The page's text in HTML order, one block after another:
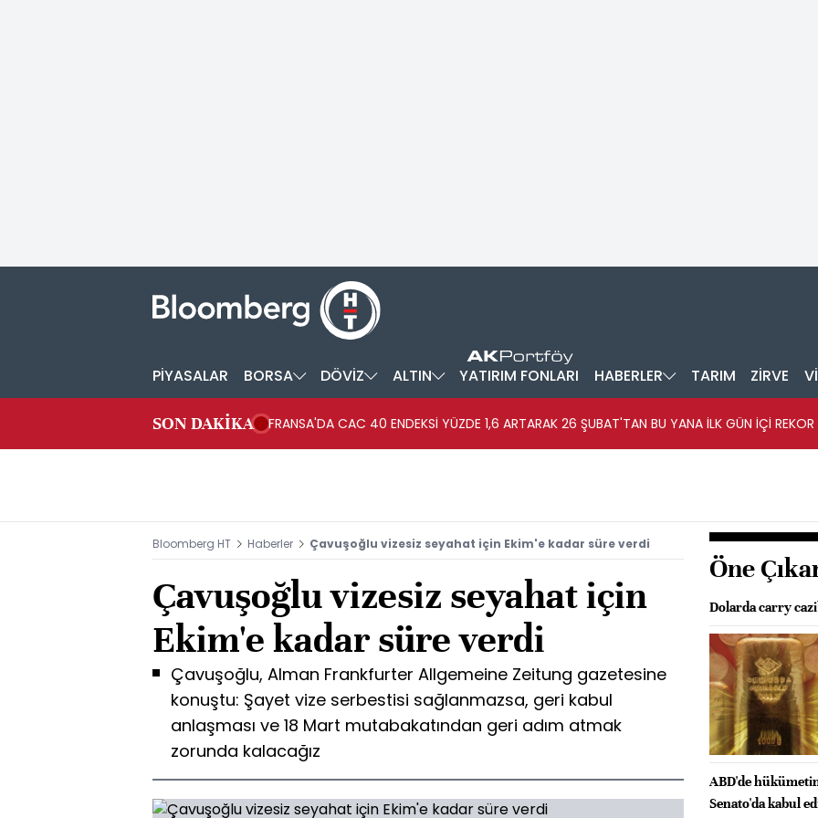
PİYASALAR BORSA DÖVİZ ALTIN YATIRIM FONLARI HABERLER TARIM ZİRVE
SON DAKİKA FRANSA'DA CAC 40 ENDEKSİ YÜZDE 1,6 ARTARAK 26 ŞUBAT'TAN BU YANA İLK GÜN İÇİ REKOR
Bloomberg HT Haberler Çavuşoğlu vizesiz seyahat için Ekim'e kadar süre verdi
Çavuşoğlu vizesiz seyahat için
Ekim'e kadar süre verdi
Çavuşoğlu, Alman Frankfurter Allgemeine Zeitung gazetesine
konuştu: Şayet vize serbestisi sağlanmazsa, geri kabul
anlaşması ve 18 Mart mutabakatından geri adım atmak
zorunda kalacağız
Öne
Dolarda carry
ABD'de
Senato'da kabul